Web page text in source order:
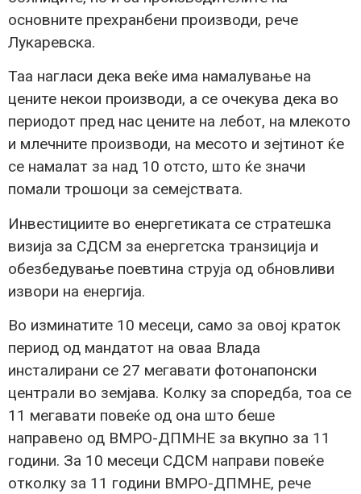
основните прехранбени производи, рече
Лукаревска.
Таа нагласи дека веќе има намалување на
цените некои производи, а се очекува дека во
периодот пред нас цените на лебот, на млекото
и млечните производи, на месото и зејтинот ќе
се намалат за над 10 отсто, што ќе значи
помали трошоци за семејствата.
Инвестициите во енергетиката се стратешка
визија за СДСМ за енергетска транзиција и
обезбедување поевтина струја од обновливи
извори на енергија.
Во изминатите 10 месеци, само за овој краток
период од мандатот на оваа Влада
инсталирани се 27 мегавати фотонапонски
централи во земјава. Колку за споредба, тоа се
11 мегавати повеќе од она што беше
направено од ВМРО-ДПМНЕ за вкупно за 11
години. За 10 месеци СДСМ направи повеќе
отколку за 11 години ВМРО-ДПМНЕ, рече